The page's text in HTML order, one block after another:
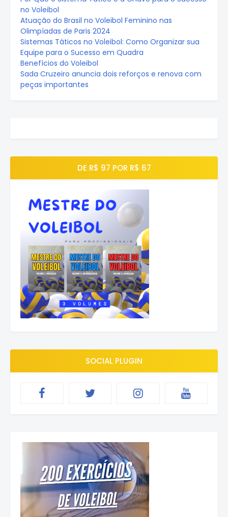
no Voleibol
Atuação do Brasil no Voleibol Feminino nas
Olimpíadas de Paris 2024
Sistemas Táticos no Voleibol: Como Organizar sua
Equipe para o Sucesso em Quadra
Benefícios do Voleibol
Sada Cruzeiro anuncia dois reforços e renova com
peças importantes
DE R$ 97 POR R$ 67
SOCIAL PLUGIN